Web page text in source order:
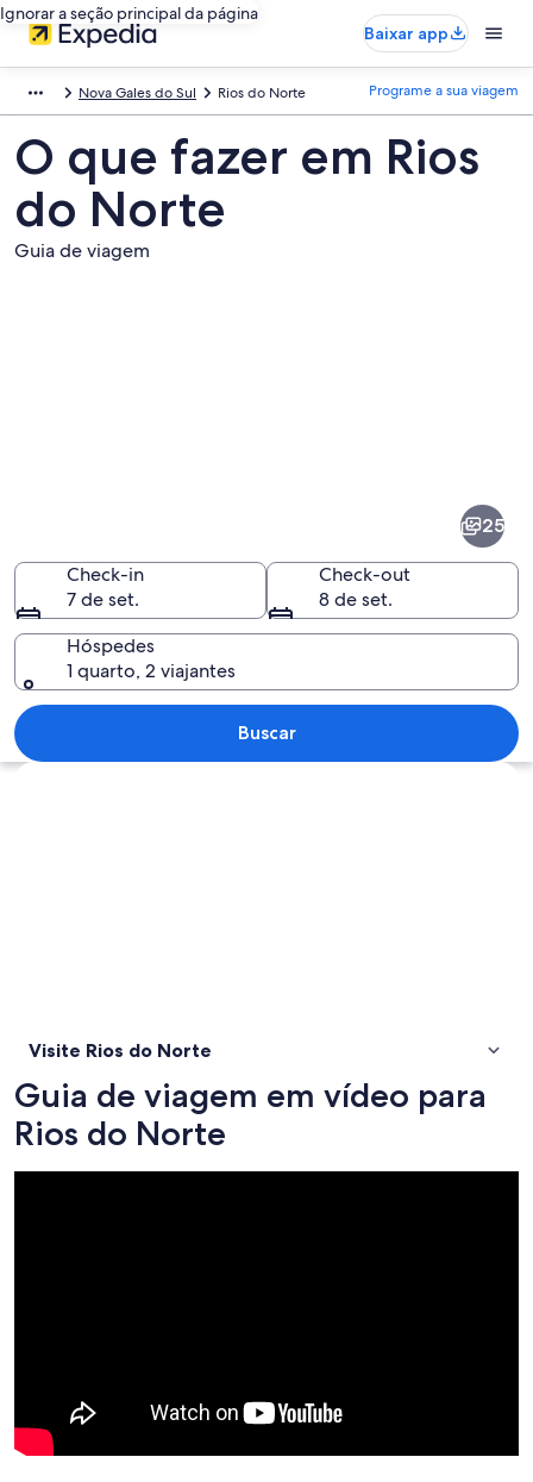
Ignorar a seção principal da página
Baixar app
Nova Gales do Sul Rios do Norte Programe a sua viagem
O que fazer em Rios
do Norte
Guia de viagem
Norte
Paisagem costeira com falésias
25
Check-in
7 de set.
Check-out
8 de set.
Hóspedes
1 quarto, 2 viajantes
Buscar
Explorar mapa
Visite Rios do Norte
Guia de viagem em vídeo para
Rios do Norte